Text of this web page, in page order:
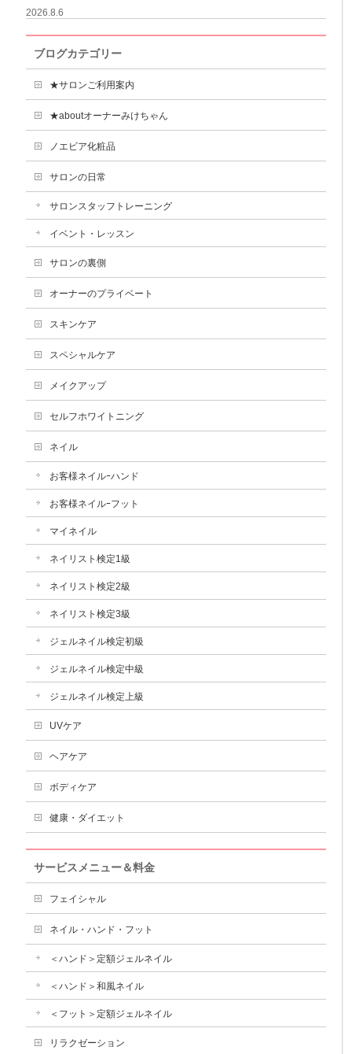
2026.8.6
ブログカテゴリー
★サロンご利用案内
★aboutオーナーみけちゃん
ノエビア化粧品
サロンの日常
サロンスタッフトレーニング
イベント・レッスン
サロンの裏側
オーナーのプライベート
スキンケア
スペシャルケア
メイクアップ
セルフホワイトニング
ネイル
お客様ネイルｰハンド
お客様ネイルｰフット
マイネイル
ネイリスト検定1級
ネイリスト検定2級
ネイリスト検定3級
ジェルネイル検定初級
ジェルネイル検定中級
ジェルネイル検定上級
UVケア
ヘアケア
ボディケア
健康・ダイエット
サービスメニュー＆料金
フェイシャル
ネイル・ハンド・フット
＜ハンド＞定額ジェルネイル
＜ハンド＞和風ネイル
＜フット＞定額ジェルネイル
リラクゼーション